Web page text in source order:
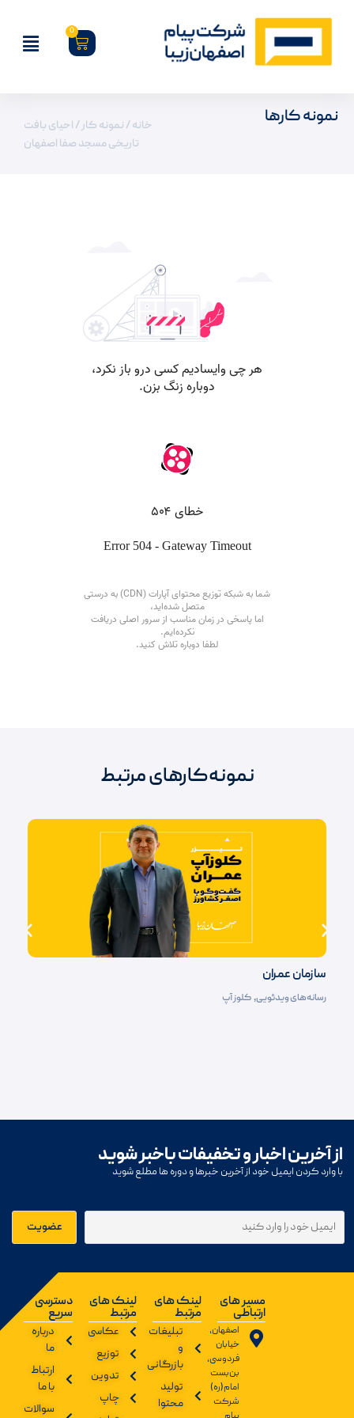
0
نمونه کارها خانه / نمونه کار/ احیای بافت
تاریخی مسجد صفا اصفهان
نمونه‌کارهای مرتبط
سازمان عمران
رسانه‌های ویدئویی, کلوز آپ
از آخرین اخبار و تخفیفات باخبر شوید
با وارد کردن ایمیل خود از آخرین خبرها و دوره ها مطلع شوید
مسیر های
ارتباطی
اصفهان،
خیابان
فردوسی،
بن‌بست
امام(ره)
شرکت
لینک های
مرتبط
تبلیغات
و
بازرگانی
تولید
محتوا
لینک های
مرتبط
عکاسی
توزیع
تدوین
چاپ
دسترسی
سریع
درباره
ما
ارتباط
با ما
سوالات